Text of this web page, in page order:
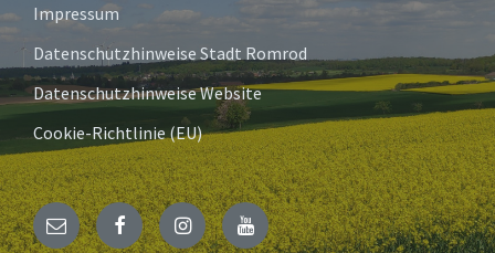
Impressum
Datenschutzhinweise Stadt Romrod
Datenschutzhinweise Website
Cookie-Richtlinie (EU)
E- FacebookInstagramYouTube